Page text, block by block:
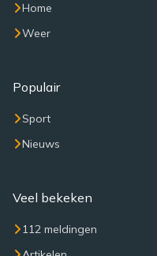
Home
Weer
Populair
Sport
Nieuws
Veel bekeken
112 meldingen